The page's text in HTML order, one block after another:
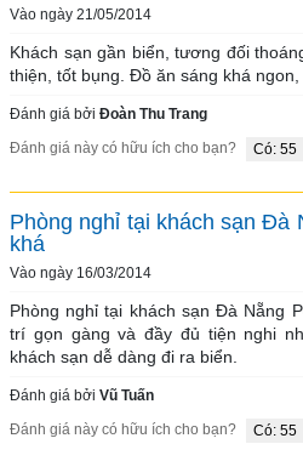
Vào ngày 21/05/2014
Khách sạn gần biển, tương đối
thiện, tốt bụng. Đồ ăn sáng khá
Đánh giá bởi Đoàn Thu Trang
Đánh giá này có hữu ích cho bạn?
Có: 55
Phòng nghỉ tại khách sạn Đà
khá
Vào ngày 16/03/2014
Phòng nghỉ tại khách sạn Đà Nẵng
trí gọn gàng và đầy đủ tiện nghi
khách sạn dễ dàng đi ra biển.
Đánh giá bởi Vũ Tuấn
Đánh giá này có hữu ích cho bạn?
Có: 55